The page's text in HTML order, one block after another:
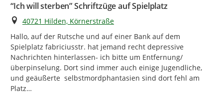
“Ich will sterben” Schriftzüge auf Spielplatz
Ort
40721 Hilden, Körnerstraße
Hallo, auf der Rutsche und auf einer Bank auf dem
Spielplatz fabriciusstr. hat jemand recht depressive
Nachrichten hinterlassen- ich bitte um Entfernung/
überpinselung. Dort sind immer auch einige Jugendliche,
und geäußerte  selbstmordphantasien sind dort fehl am
Platz…